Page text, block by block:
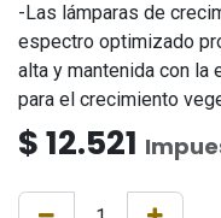
-Las lámparas de
espectro optimizado
alta y mantenida con
para el crecimiento
$12.521